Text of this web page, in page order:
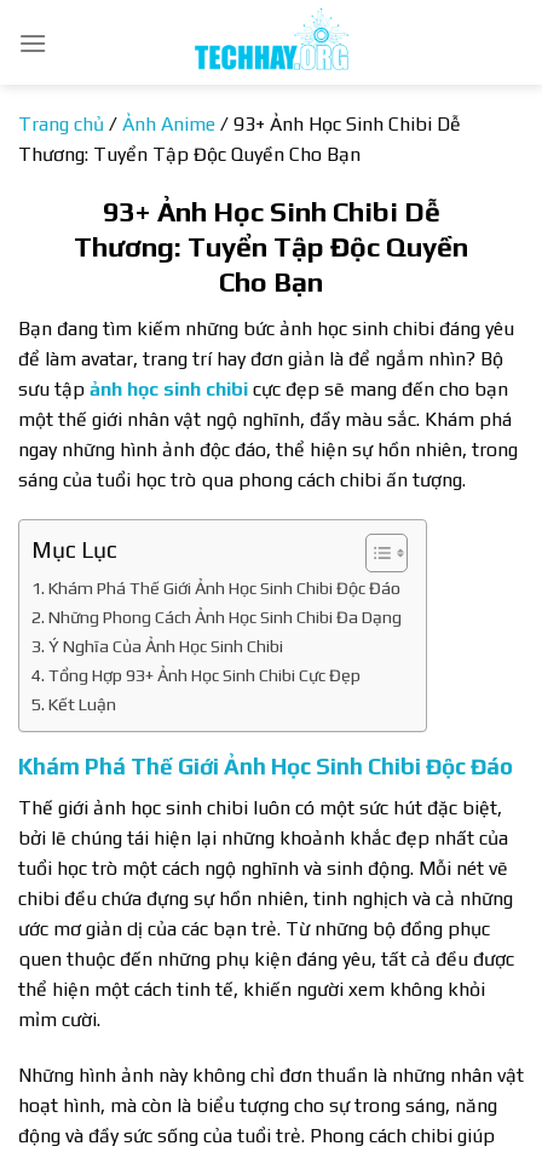
qua
Trang chủ / Ảnh Anime / 93+ Ảnh Học Sinh Chibi Dễ
Thương: Tuyển Tập Độc Quyền Cho Bạn
93+ Ảnh Học Sinh Chibi Dễ
Thương: Tuyển Tập Độc Quyền
Cho Bạn
Bạn đang tìm kiếm những bức ảnh học sinh chibi đáng yêu
để làm avatar, trang trí hay đơn giản là để ngắm nhìn? Bộ
sưu tập ảnh học sinh chibi cực đẹp sẽ mang đến cho bạn
một thế giới nhân vật ngộ nghĩnh, đầy màu sắc. Khám phá
ngay những hình ảnh độc đáo, thể hiện sự hồn nhiên, trong
sáng của tuổi học trò qua phong cách chibi ấn tượng.
Mục Lục
Khám Phá Thế Giới Ảnh Học Sinh Chibi Độc Đáo
Những Phong Cách Ảnh Học Sinh Chibi Đa Dạng
Ý Nghĩa Của Ảnh Học Sinh Chibi
Tổng Hợp 93+ Ảnh Học Sinh Chibi Cực Đẹp
Kết Luận
Khám Phá Thế Giới Ảnh Học Sinh Chibi Độc Đáo
Thế giới ảnh học sinh chibi luôn có một sức hút đặc biệt,
bởi lẽ chúng tái hiện lại những khoảnh khắc đẹp nhất của
tuổi học trò một cách ngộ nghĩnh và sinh động. Mỗi nét vẽ
chibi đều chứa đựng sự hồn nhiên, tinh nghịch và cả những
ước mơ giản dị của các bạn trẻ. Từ những bộ đồng phục
quen thuộc đến những phụ kiện đáng yêu, tất cả đều được
thể hiện một cách tinh tế, khiến người xem không khỏi
mỉm cười.
Những hình ảnh này không chỉ đơn thuần là những nhân vật
hoạt hình, mà còn là biểu tượng cho sự trong sáng, năng
động và đầy sức sống của tuổi trẻ. Phong cách chibi giúp